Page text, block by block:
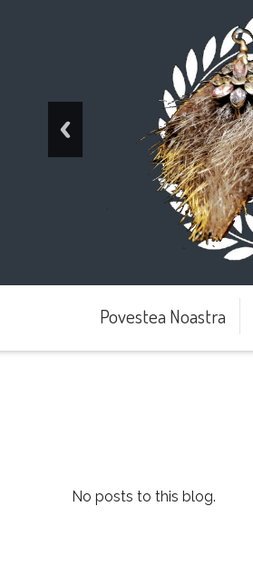
Povestea Noastra
No posts to this blog.